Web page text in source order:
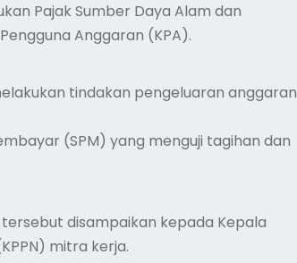
Pajak Sumber Daya Alam dan
Anggaran (KPA).
tindakan pengeluaran anggaran
(SPM) yang menguji tagihan dan
disampaikan kepada Kepala
mitra kerja.